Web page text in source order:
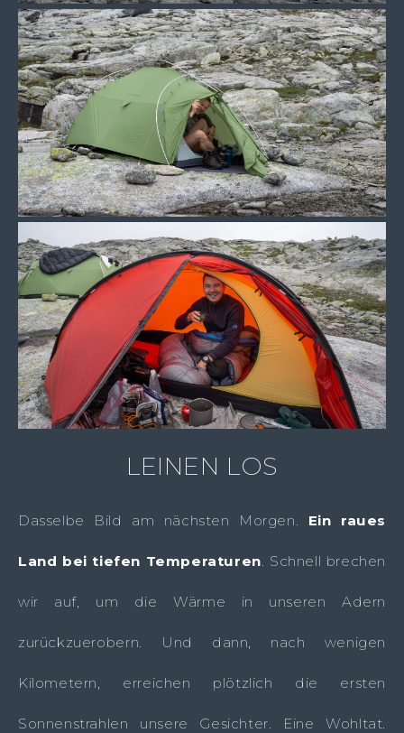
LEINEN LOS
Dasselbe Bild am nächsten Morgen. Ein raues
Land bei tiefen Temperaturen . Schnell brechen
wir auf, um die Wärme in unseren Adern
zurückzuerobern. Und dann, nach wenigen
Kilometern, erreichen plötzlich die ersten
Sonnenstrahlen unsere Gesichter. Eine Wohltat.